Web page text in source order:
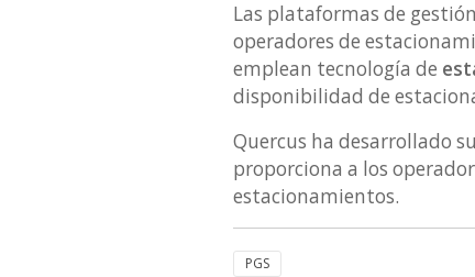
Las plataformas de
operadores de
emplean tecnología de
disponibilidad de
Quercus ha desarrollado
proporciona a los
estacionamientos.
PGS